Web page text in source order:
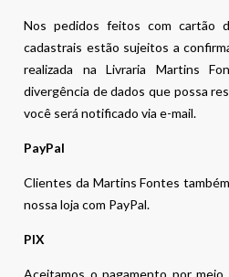
Nos pedidos feitos com cartão
cadastrais estão sujeitos a
realizada na Livraria Martins
divergência de dados que possa
você será notificado via e-mail.
PayPal
Clientes da Martins Fontes
nossa loja com PayPal.
PIX
Aceitamos o pagamento por